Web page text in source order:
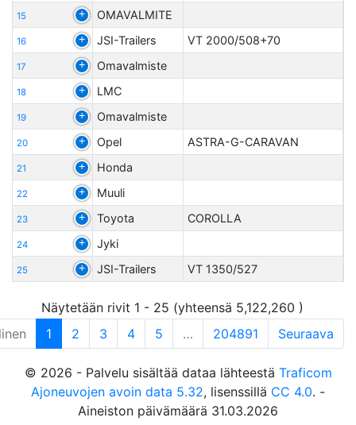
15 OMAVALMITE
16 JSI-Trailers VT 2000/508+70
17 Omavalmiste
18 LMC
19 Omavalmiste
20 Opel ASTRA-G-CARAVAN
21 Honda
22 Muuli
23 Toyota COROLLA
24 Jyki
25 JSI-Trailers VT 1350/527
Näytetään rivit 1 - 25 (yhteensä 5,122,260 )
1 2 3 4 5 … 204891 Seuraava
© 2026 - Palvelu sisältää dataa lähteestä Traficom
Ajoneuvojen avoin data 5.32, lisenssillä CC 4.0. -
Aineiston päivämäärä 31.03.2026